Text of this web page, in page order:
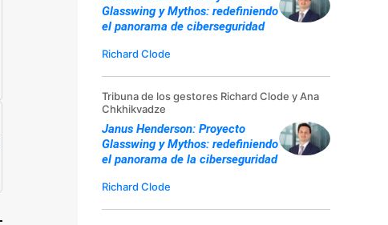
Glasswing y Mythos: redefiniendo
el panorama de ciberseguridad
Richard Clode
Tribuna de los gestores Richard Clode y Ana
Chkhikvadze
Janus Henderson: Proyecto
Glasswing y Mythos: redefiniendo
el panorama de la ciberseguridad
Richard Clode